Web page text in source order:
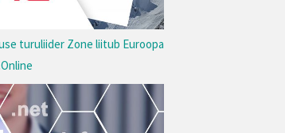
turuliider Zone liitub Euroopa